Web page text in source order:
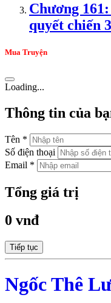
Chương
quyết chiến 3
Mua Truyện
Loading...
Thông tin của
Tên *
Số điện thoại
Email *
Tổng giá trị
0 vnđ
Tiếp tục
Ngốc Thê